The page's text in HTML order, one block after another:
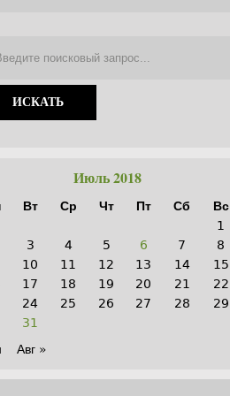
Июль 2018
Вт Ср Чт Пт Сб
Вс
1
3 4 5 6 7
8
10 11 12 13 14
15
17 18 19 20 21
22
24 25 26 27 28
29
31
Авг »